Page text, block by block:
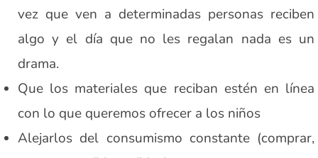
vez que ven a determinadas personas reciben
algo y el día que no les regalan nada es un
drama.
Que los materiales que reciban estén en línea
con lo que queremos ofrecer a los niños
Alejarlos del consumismo constante (comprar,